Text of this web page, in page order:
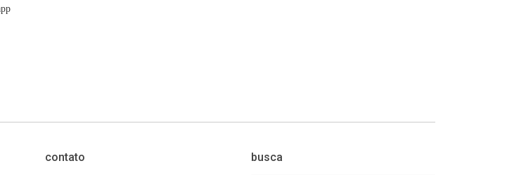
contato busca